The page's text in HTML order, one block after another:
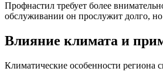
Профнастил требует более
обслуживании он прослужит долго,
Влияние климата и
Климатические особенности региона